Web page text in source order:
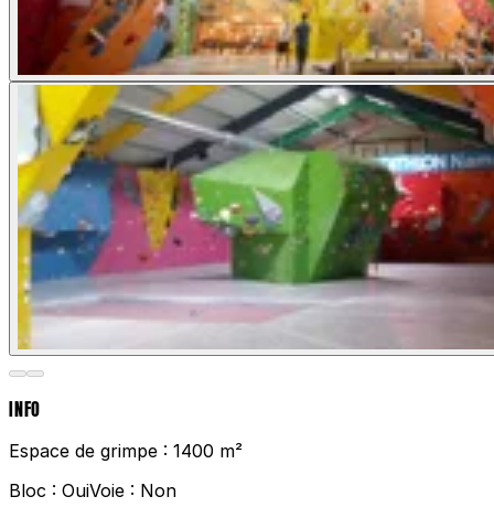
INFO
Espace de grimpe : 1400 m²
Bloc : OuiVoie : Non